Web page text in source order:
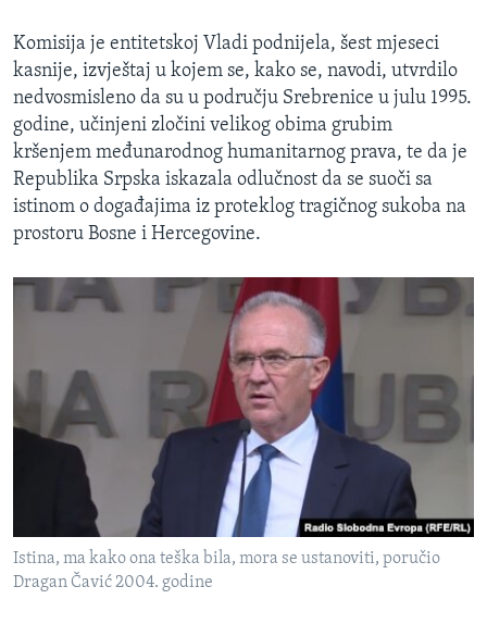
Komisija je entitetskoj Vladi podnijela, šest mjeseci
kasnije, izvještaj u kojem se, kako se, navodi, utvrdilo
nedvosmisleno da su u području Srebrenice u julu 1995.
godine, učinjeni zločini velikog obima grubim
kršenjem međunarodnog humanitarnog prava, te da je
Republika Srpska iskazala odlučnost da se suoči sa
istinom o događajima iz proteklog tragičnog sukoba na
prostoru Bosne i Hercegovine.
Istina, ma kako ona teška bila, mora se ustanoviti, poručio
Dragan Čavić 2004. godine